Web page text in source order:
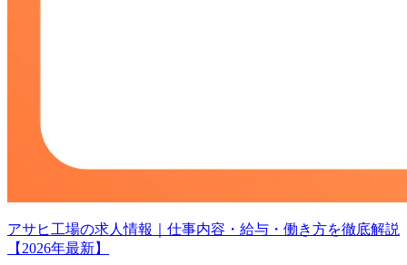
アサヒ工場の求人情報｜仕事内容・給与・働き方を徹底解説
【2026年最新】